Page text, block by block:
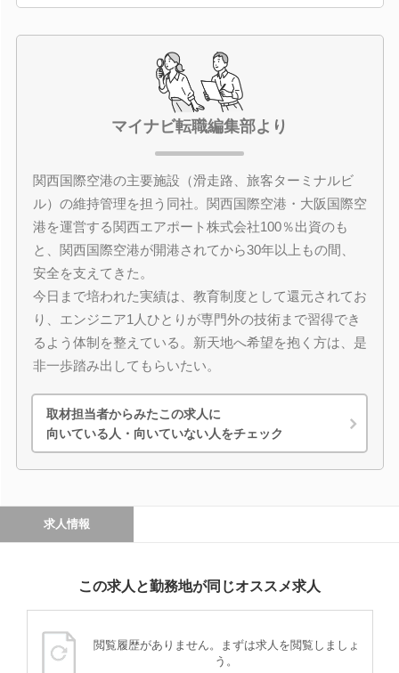
マイナビ転職編集部より
関西国際空港の主要施設（滑走路、旅客ターミナルビ
ル）の維持管理を担う同社。関西国際空港・大阪国際空
港を運営する関西エアポート株式会社100％出資のも
と、関西国際空港が開港されてから30年以上もの間、
安全を支えてきた。
今日まで培われた実績は、教育制度として還元されてお
り、エンジニア1人ひとりが専門外の技術まで習得でき
るよう体制を整えている。新天地へ希望を抱く方は、是
非一歩踏み出してもらいたい。
取材担当者からみたこの求人に
向いている人・向いていない人をチェック
求人情報
この求人と勤務地が同じオススメ求人
閲覧履歴がありません。まずは求人を閲覧しましょ
う。